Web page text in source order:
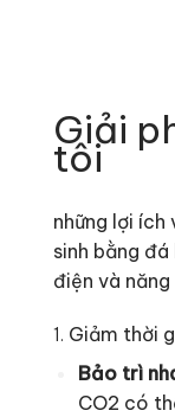
Giải
tôi
những lợi ích
sinh bằng
điện và năng
1. Giảm thời
Bảo trì
CO2 có